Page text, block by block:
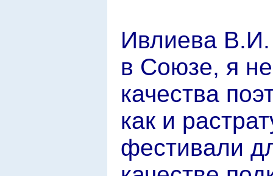
Ивлиева
в Союзе, я
качества
как и
фестивали